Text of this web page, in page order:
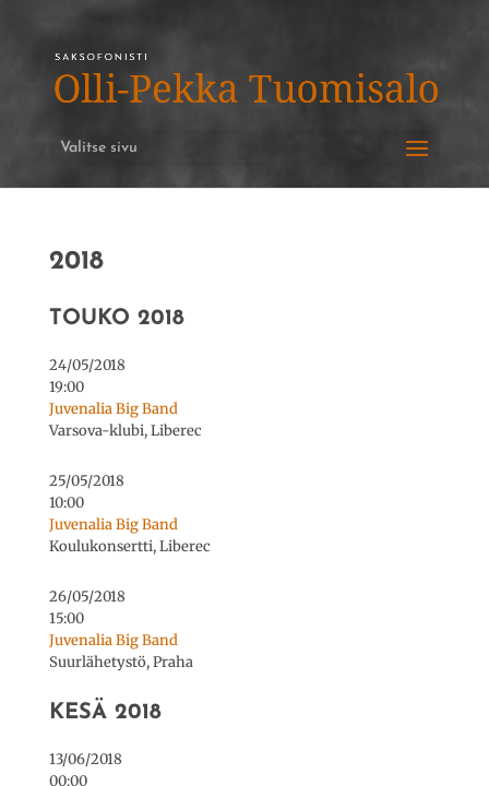
Valitse sivu
2018
TOUKO 2018
24/05/2018
19:00
Juvenalia Big Band
Varsova-klubi, Liberec
25/05/2018
10:00
Juvenalia Big Band
Koulukonsertti, Liberec
26/05/2018
15:00
Juvenalia Big Band
Suurlähetystö, Praha
KESÄ 2018
13/06/2018
00:00